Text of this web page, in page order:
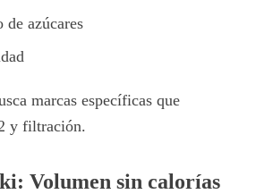
azúcares
marcas específicas que
y filtración.
Volumen sin calorías